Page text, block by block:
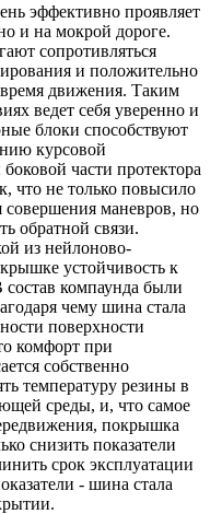
эффективно проявляет
и на мокрой дороге.
сопротивляться
и положительно
движения. Таким
ведет себя уверенно и
блоки способствуют
курсовой
части протектора
что не только повысило
совершения маневров, но
обратной связи.
из нейлоново-
устойчивость к
компаунда были
чему шина стала
поверхности
комфорт при
собственно
температуру резины в
среды, и, что самое
покрышка
снизить показатели
срок эксплуатации
- шина стала